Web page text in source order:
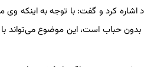
کرد و گفت: با توجه به اینکه
حباب است، این موضوع می‌تواند با